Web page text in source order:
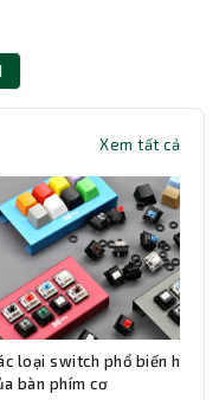
Xem tất cả
loại switch phổ biến hiện
bàn phím cơ